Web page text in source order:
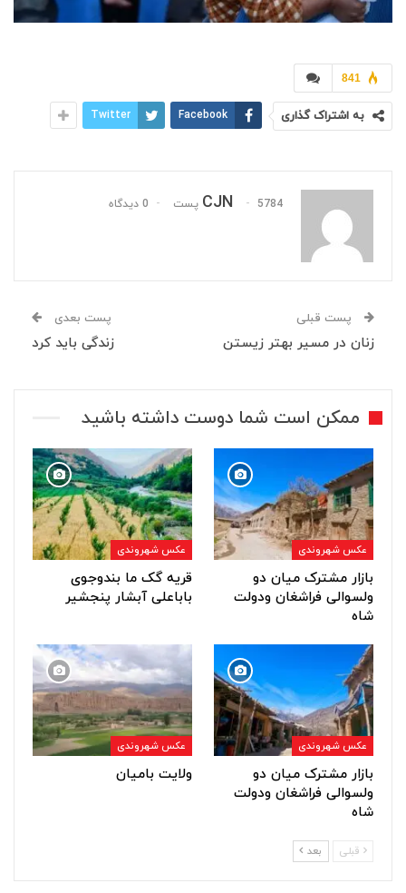
841
به اشتراک گذاری Facebook
Twitter
CJN 5784 پست 0 دیدگاه
پست قبلی
زنان در مسیر بهتر زیستن
پست بعدی
زندگی باید کرد
ممکن است شما دوست داشته باشید
عکس شهروندی
بازار مشترک میان دو
ولسوالی فراشغان ودولت
شاه
عکس شهروندی
قریه گک ما بندوجوی
باباعلی آبشار پنجشیر
عکس شهروندی
بازار مشترک میان دو
ولسوالی فراشغان ودولت
شاه
عکس شهروندی
ولایت بامیان
قبلی بعد